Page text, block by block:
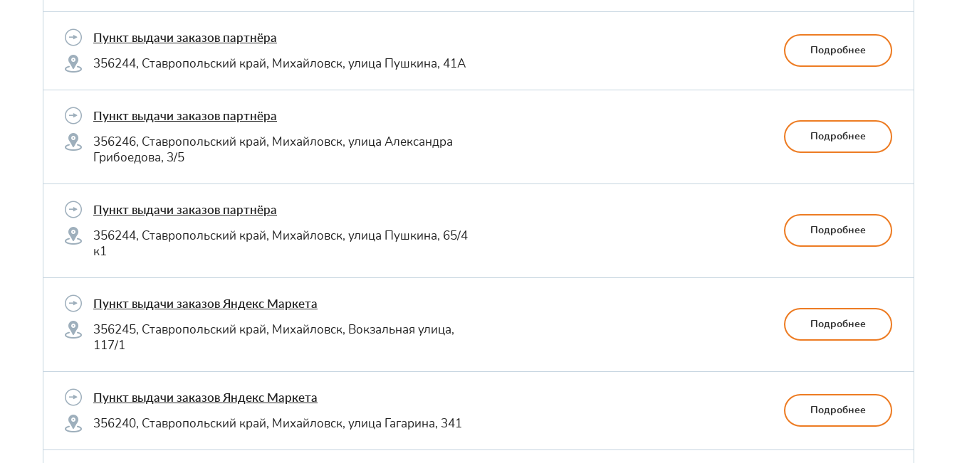
Пункт выдачи заказов партнёра
356244, Ставропольский край, Михайловск, улица Пушкина, 41А
Подробнее
Пункт выдачи заказов партнёра
356246, Ставропольский край, Михайловск, улица Александра
Грибоедова, 3/5
Подробнее
Пункт выдачи заказов партнёра
356244, Ставропольский край, Михайловск, улица Пушкина, 65/4
к1
Подробнее
Пункт выдачи заказов Яндекс Маркета
356245, Ставропольский край, Михайловск, Вокзальная улица,
117/1
Подробнее
Пункт выдачи заказов Яндекс Маркета
356240, Ставропольский край, Михайловск, улица Гагарина, 341
Подробнее